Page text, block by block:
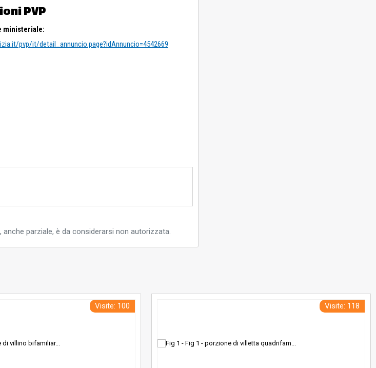
PVP
ministeriale:
pvp/it/detail_annuncio.page?idAnnuncio=4542669
parziale, è da considerarsi non autorizzata.
Visite: 100 Visite: 118